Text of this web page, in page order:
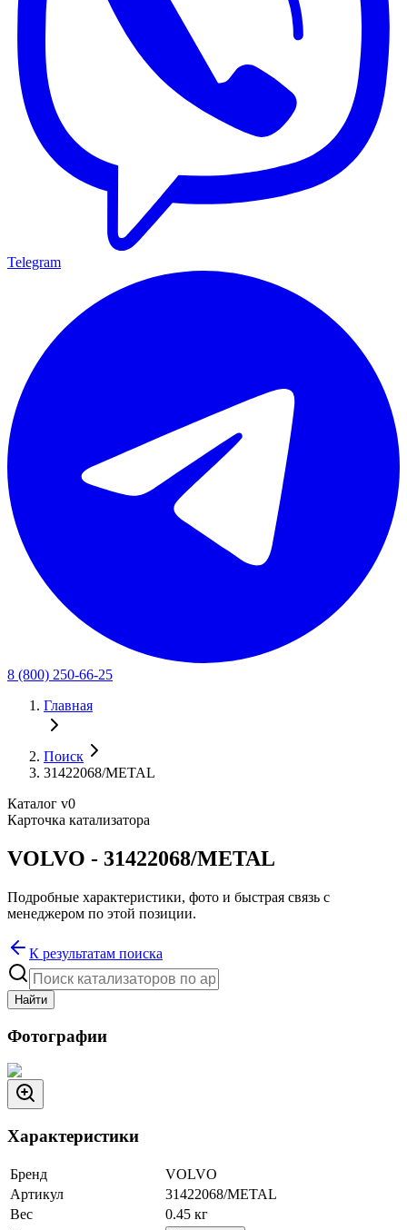
Telegram
8 (800) 250-66-25
Главная
Поиск
31422068/METAL
Каталог v0
Карточка катализатора
VOLVO - 31422068/METAL
Подробные характеристики, фото и быстрая связь с
менеджером по этой позиции.
К результатам поиска
Найти
Фотографии
Характеристики
Бренд
VOLVO
Артикул
31422068/METAL
Вес
0.45 кг